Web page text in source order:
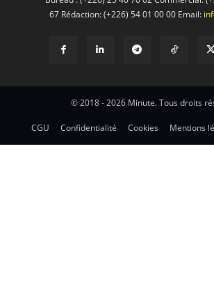
67 Rédaction: (+226) 54 01 00 00 Email:
© 2018 - 2026 Minute. Tous droits
CGU Confidentialité Cookies Mentions